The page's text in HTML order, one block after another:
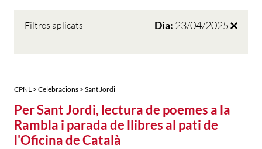
Filtres aplicats Dia: 23/04/2025
CPNL > Celebracions > Sant Jordi
Per Sant Jordi, lectura de poemes a la
Rambla i parada de llibres al pati de
l'Oficina de Català